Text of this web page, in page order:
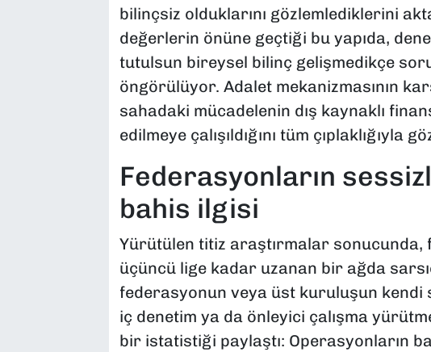
bilinçsiz olduklarını gözlemlediklerini
değerlerin önüne geçtiği bu yapıda,
tutulsun bireysel bilinç gelişmedikçe
öngörülüyor. Adalet mekanizmasının
sahadaki mücadelenin dış kaynaklı
edilmeye çalışıldığını tüm çıplaklığıyla
Federasyonların
bahis ilgisi
Yürütülen titiz araştırmalar sonucunda,
üçüncü lige kadar uzanan bir ağda
federasyonun veya üst kuruluşun
iç denetim ya da önleyici çalışma
bir istatistiği paylaştı: Operasyonların